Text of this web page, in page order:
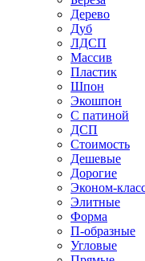
Дерево
Дуб
ЛДСП
Массив
Пластик
Шпон
Экошпон
С патиной
ДСП
Стоимость
Дешевые
Дорогие
Эконом-
Элитные
Форма
П-образные
Угловые